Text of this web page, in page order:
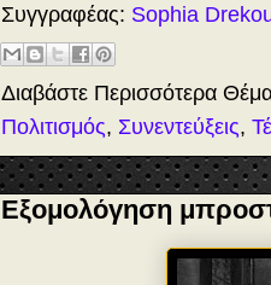
b
o
o
k
o
o
n
e
t
e
Συγγραφέας: Sophia
Διαβάστε Περισσότερα
Πολιτισμός, Συνεντεύξεις,
Εξομολόγηση